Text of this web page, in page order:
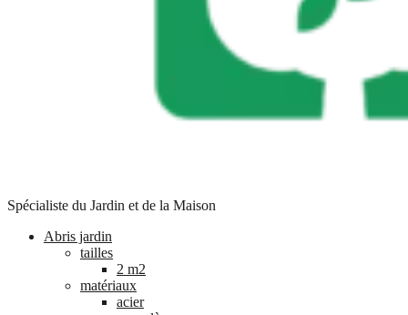
Spécialiste du Jardin et de la Maison
Abris jardin
tailles
2 m2
matériaux
acier